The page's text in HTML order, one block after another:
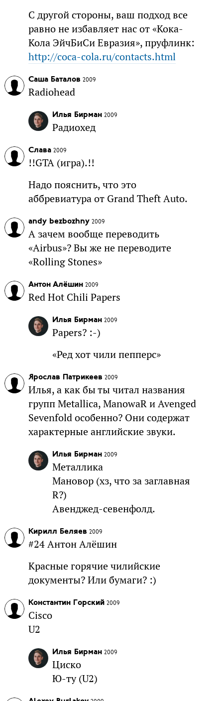
С другой стороны, ваш подход все
равно не избавляет нас от «Кока-
Кола ЭйчБиСи Евразия», пруфлинк:
http://coca-cola.ru/contacts.html
Саша Баталов 2009
Radiohead
Илья Бирман 2009
Радиохед
Слава 2009
!!GTA (игра).!!
Надо пояснить, что это
аббревиатура от Grand Theft Auto.
andy bezbozhny 2009
А зачем вообще переводить
«Airbus»? Вы же не переводите
«Rolling Stones»
Антон Алёшин 2009
Red Hot Chili Papers
Илья Бирман 2009
Papers? :-)
«Ред хот чили пепперс»
Ярослав Патрикеев 2009
Илья, а как бы ты читал названия
групп Metallica, ManowaR и Avenged
Sevenfold особенно? Они содержат
характерные английские звуки.
Илья Бирман 2009
Металлика
Мановор (хз, что за заглавная
R?)
Авенджед-севенфолд.
Кирилл Беляев 2009
#24 Антон Алёшин
Красные горячие чилийские
документы? Или бумаги? :)
Константин Горский 2009
Cisco
U2
Илья Бирман 2009
Циско
Ю-ту (U2)